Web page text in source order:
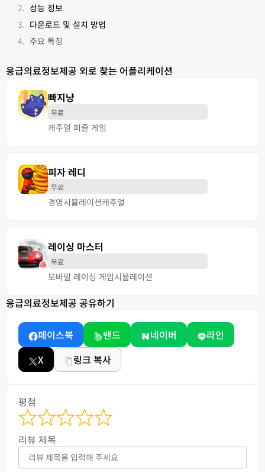
성능 정보
다운로드 및 설치 방법
주요 특징
응급의료정보제공 외로 찾는 어플리케이션
빠지냥
무료
캐주얼 퍼즐 게임
피자 레디
무료
경영시뮬레이션캐주얼
레이싱 마스터
무료
모바일 레이싱 게임시뮬레이션
응급의료정보제공 공유하기
페이스북 밴드 네이버
라인
X
링크 복사
평점
리뷰 제목